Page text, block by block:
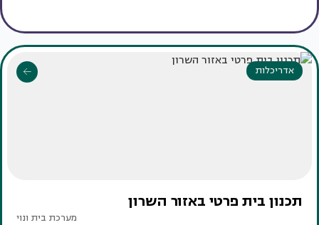
אדריכלות
תכנון בית פרטי באזור השרון
מערכת בית ונוי